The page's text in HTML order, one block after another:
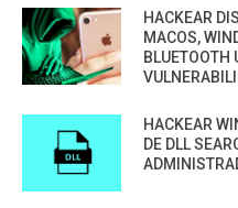
HACKEAR
MACOS,
BLUETOOTH
HACKEAR
DE DLL